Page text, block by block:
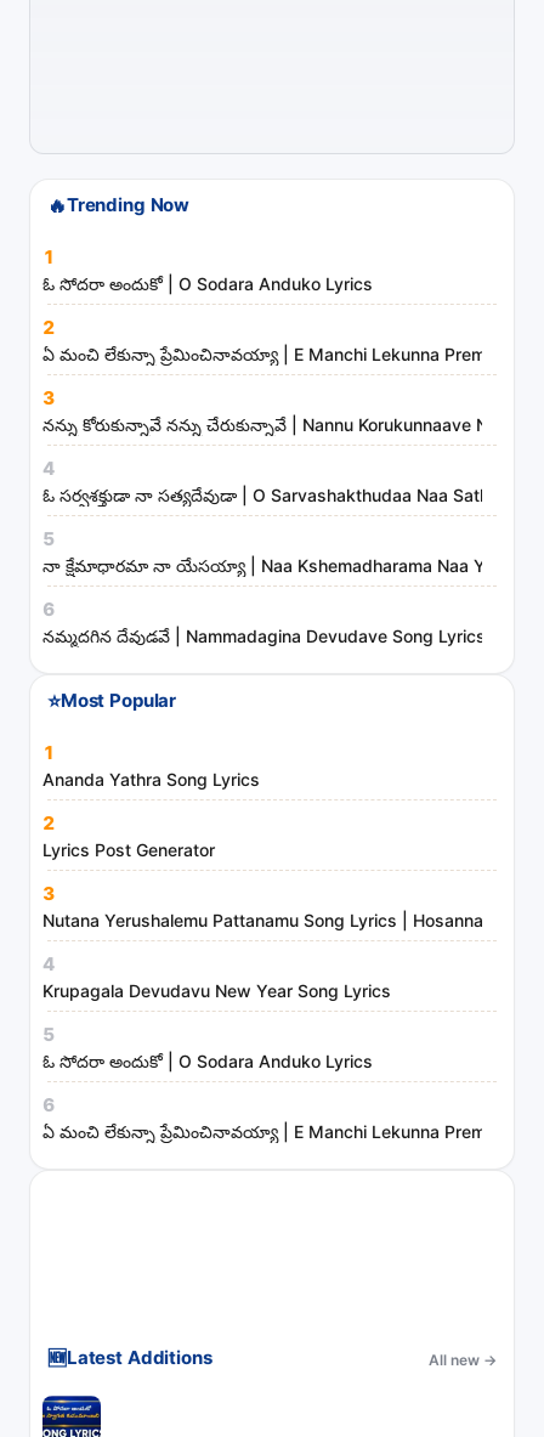
t
a
n
d
m
i
n
i
s
t
r
i
e
s
🔥Trending Now
1
ఓ సోదరా అందుకో | O Sodara Anduko Lyrics
2
ఏ మంచి లేకున్నా ప్రేమించినావయ్యా | E Manchi Lekunna
3
నన్ను కోరుకున్నావే నన్ను చేరుకున్నావే | Nannu Korukunnaave Nannu
4
ఓ సర్వశక్తుడా నా సత్యదేవుడా | O Sarvashakthudaa Naa
5
నా క్షేమాధారమా నా యేసయ్యా | Naa Kshemadharama Naa Yesayya
6
నమ్మదగిన దేవుడవే | Nammadagina Devudave Song Lyrics
⭐Most Popular
1
Ananda Yathra Song Lyrics
2
Lyrics Post Generator
3
Nutana Yerushalemu Pattanamu Song Lyrics | Hosanna
4
Krupagala Devudavu New Year Song Lyrics
5
ఓ సోదరా అందుకో | O Sodara Anduko Lyrics
6
ఏ మంచి లేకున్నా ప్రేమించినావయ్యా | E Manchi Lekunna
🆕Latest Additions All new →